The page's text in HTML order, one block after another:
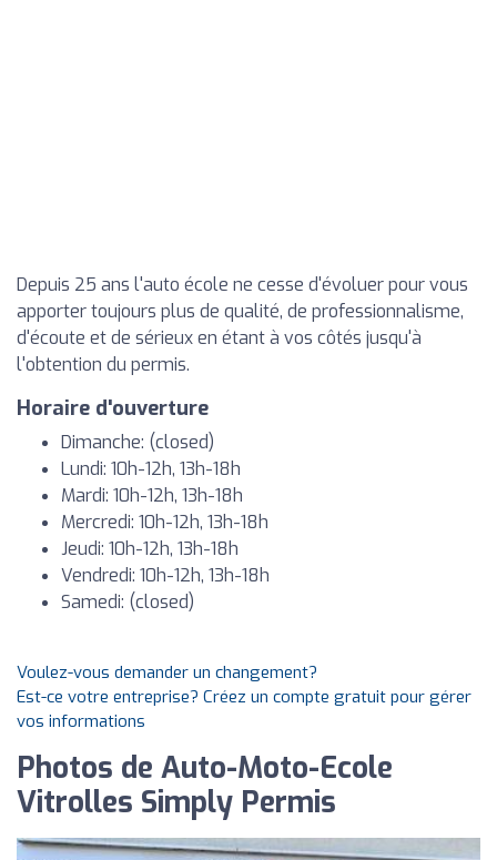
Depuis 25 ans l'auto école ne cesse d'évoluer pour vous
apporter toujours plus de qualité, de professionnalisme,
d'écoute et de sérieux en étant à vos côtés jusqu'à
l'obtention du permis.
Horaire d'ouverture
Dimanche: (closed)
Lundi: 10h-12h, 13h-18h
Mardi: 10h-12h, 13h-18h
Mercredi: 10h-12h, 13h-18h
Jeudi: 10h-12h, 13h-18h
Vendredi: 10h-12h, 13h-18h
Samedi: (closed)
Voulez-vous demander un changement?
Est-ce votre entreprise? Créez un compte gratuit pour gérer
vos informations
Photos de Auto-Moto-Ecole
Vitrolles Simply Permis